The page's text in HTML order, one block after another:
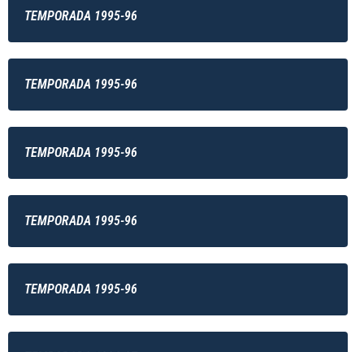
TEMPORADA 1995-96
TEMPORADA 1995-96
TEMPORADA 1995-96
TEMPORADA 1995-96
TEMPORADA 1995-96